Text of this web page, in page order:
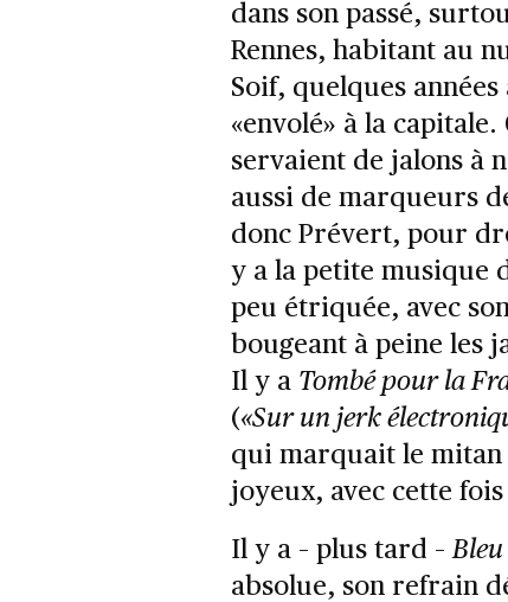
dans son passé,
Rennes, habitant au
Soif, quelques
«envolé» à la capitale.
servaient de jalons à
aussi de marqueurs
donc Prévert, pour
y a la petite musique
peu étriquée, avec
bougeant à peine les
Il y a Tombé pour la
(«Sur un jerk
qui marquait le mitan
joyeux, avec cette
Il y a – plus tard –
absolue, son refrain